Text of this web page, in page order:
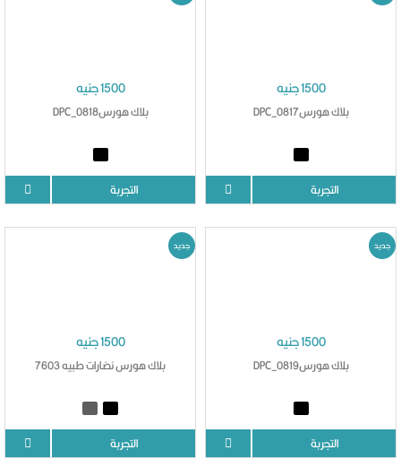
1500 جنيه
بلاك هورسDPC_0817
التجربة
1500 جنيه
بلاك هورسDPC_0818
التجربة
1500 جنيه
بلاك هورسDPC_0819
التجربة
جديد
1500 جنيه
بلاك هورس نضارات طبيه 7603
التجربة
جديد